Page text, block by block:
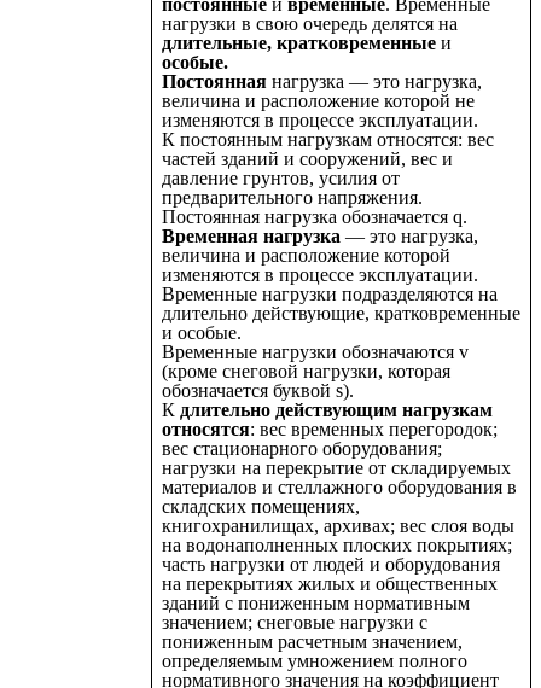
нагрузки в свою очередь делятся на
длительные, кратковременныеи
особые.
Постояннаянагрузка — это нагрузка,
величина и расположение которой не
изменяются в процессе эксплуатации.
К постоянным нагрузкам относятся: вес
частей зданий и сооружений, вес и
давление грунтов, усилия от
предварительного напряжения.
Постоянная нагрузка обозначается q.
Временная нагрузка — это нагрузка,
величина и расположение которой
изменяются в процессе эксплуатации.
Временные нагрузки подразделяются на
длительно действующие, кратковременные
и особые.
Временные нагрузки обозначаются v
(кроме снеговой нагрузки, которая
обозначается буквой s).
К длительно действующим нагрузкам
относятся: вес временных перегородок;
вес стационарного оборудования;
нагрузки на перекрытие от складируемых
материалов и стеллажного оборудования в
складских помещениях,
книгохранилищах, архивах; вес слоя воды
на водонаполненных плоских покрытиях;
часть нагрузки от людей и оборудования
на перекрытиях жилых и общественных
зданий с пониженным нормативным
значением; снеговые нагрузки с
пониженным расчетным значением,
определяемым умножением полного
нормативного значения на коэффициент